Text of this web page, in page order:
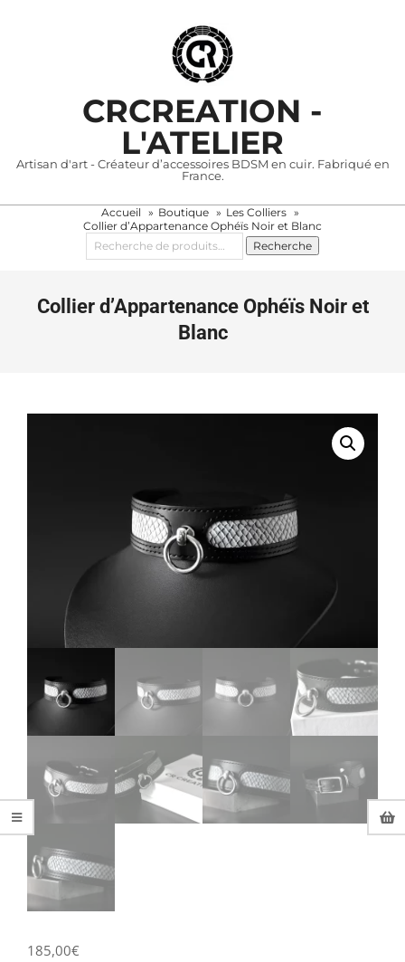
CRCREATION -
L'ATELIER
Artisan d'art - Créateur d’accessoires BDSM en cuir. Fabriqué en
France.
Accueil Boutique
Les Colliers
Collier d’Appartenance Ophéïs Noir et Blanc
Recherche
pour :
Recherche
Collier d’Appartenance Ophéïs Noir et
Blanc
185,00€